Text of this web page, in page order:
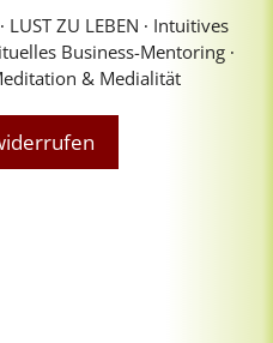
ZU LEBEN ∙ Intuitives
Business-Mentoring ∙
& Medialität